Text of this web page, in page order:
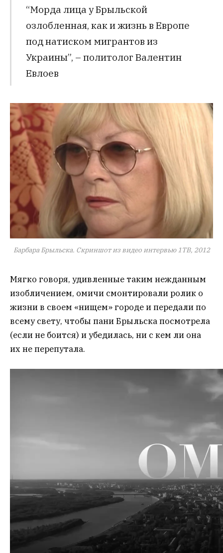
“Морда лица у Брыльской
озлобленная, как и жизнь в Европе
под натиском мигрантов из
Украины”, – политолог Валентин
Евлоев
Барбара Брыльска. Скриншот из видео интервью 1ТВ, 2012
Мягко говоря, удивленные таким нежданным
изобличением, омичи смонтировали ролик о
жизни в своем «нищем» городе и передали по
всему свету, чтобы пани Брыльска посмотрела
(если не боится) и убедилась, ни с кем ли она
их не перепутала.